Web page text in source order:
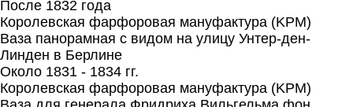
После 1832 года
Королевская фарфоровая мануфактура (KPM)
Ваза панорамная с видом на улицу Унтер-ден-
Линден в Берлине
Около 1831 - 1834 гг.
Королевская фарфоровая мануфактура (KPM)